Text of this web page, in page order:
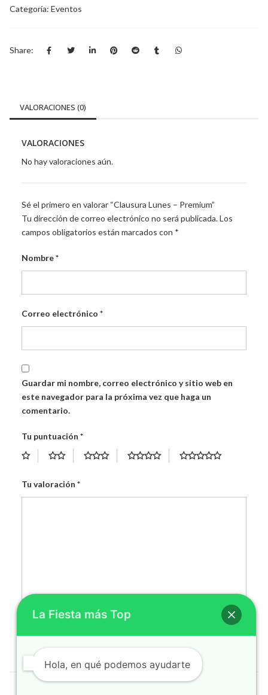
Categoría: Eventos
Share:
VALORACIONES (0)
VALORACIONES
No hay valoraciones aún.
Sé el primero en valorar “Clausura Lunes – Premium”
Tu dirección de correo electrónico no será publicada.Los
campos obligatorios están marcados con *
Nombre*
Correo electrónico *
Guardar mi nombre, correo electrónico y sitio web en
este navegador para la próxima vez que haga un
comentario.
Tu puntuación *
Tu valoración *
La Fiesta más Top
Hola, en qué podemos ayudarte